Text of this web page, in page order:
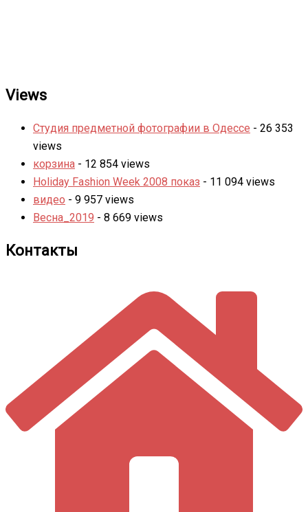
Views
Студия предметной фотографии в Одессе - 26 353
views
корзина - 12 854 views
Holiday Fashion Week 2008 показ - 11 094 views
видео - 9 957 views
Весна_2019 - 8 669 views
Контакты